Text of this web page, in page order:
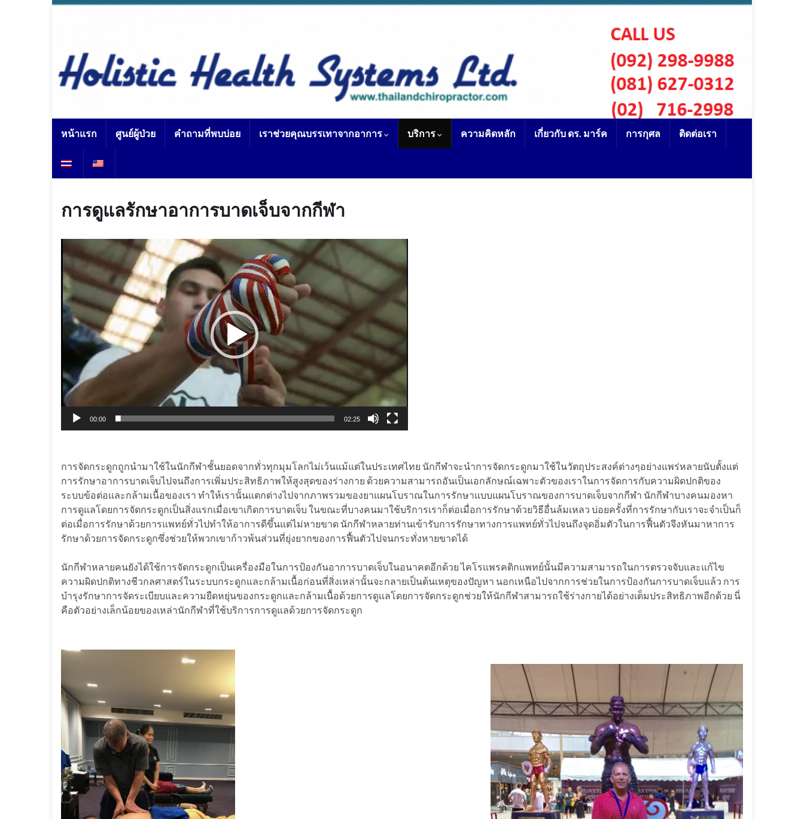
หน้าแรก ศูนย์ผู้ป่วย คำถามที่พบบ่อย เราช่วยคุณบรรเทาจากอาการ บริการ ความคิดหลัก เกี่ยวกับ ดร. มาร์ค การกุศล ติดต่อเรา
การดูแลรักษาอาการบาดเจ็บจากกีฬา
Video
Player
00:00 02:25
การจัดกระดูกถูกนำมาใช้ในนักกีฬาชั้นยอดจากทั่วทุกมุมโลกไม่เว้นแม้แต่ในประเทศไทย นักกีฬาจะนำการจัดกระดูกมาใช้ในวัตถุประสงค์ต่างๆอย่างแพร่หลายนับตั้งแต่
การรักษาอาการบาดเจ็บไปจนถึงการเพิ่มประสิทธิภาพให้สูงสุดของร่างกาย ด้วยความสามารถอันเป็นเอกลักษณ์เฉพาะตัวของเราในการจัดการกับความผิดปกติของ
ระบบข้อต่อและกล้ามเนื้อของเรา ทำให้เรานั้นแตกต่างไปจากภาพรวมของยาแผนโบราณในการรักษาแบบแผนโบราณของการบาดเจ็บจากกีฬา นักกีฬาบางคนมองหา
การดูแลโดยการจัดกระดูกเป็นสิ่งแรกเมื่อเขาเกิดการบาดเจ็บ ในขณะที่บางคนมาใช้บริการเราก็ต่อเมื่อการรักษาด้วยวิธีอื่นล้มเหลว บ่อยครั้งที่การรักษากับเราจะจำเป็นก็
ต่อเมื่อการรักษาด้วยการแพทย์ทั่วไปทำให้อาการดีขึ้นแต่ไม่หายขาด นักกีฬาหลายท่านเข้ารับการรักษาทางการแพทย์ทั่วไปจนถึงจุดอิ่มตัวในการฟื้นตัวจึงหันมาหาการ
รักษาด้วยการจัดกระดูกซึ่งช่วยให้พวกเขาก้าวพ้นส่วนที่ยุ่งยากของการฟื้นตัวไปจนกระทั่งหายขาดได้
นักกีฬาหลายคนยังได้ใช้การจัดกระดูกเป็นเครื่องมือในการป้องกันอาการบาดเจ็บในอนาคตอีกด้วย ไคโรแพรคติกแพทย์นั้นมีความสามารถในการตรวจจับและแก้ไข
ความผิดปกติทางชีวกลศาสตร์ในระบบกระดูกและกล้ามเนื้อก่อนที่สิ่งเหล่านั้นจะกลายเป็นต้นเหตุของปัญหา นอกเหนือไปจากการช่วยในการป้องกันการบาดเจ็บแล้ว การ
บำรุงรักษาการจัดระเบียบและความยืดหยุ่นของกระดูกและกล้ามเนื้อด้วยการดูแลโดยการจัดกระดูกช่วยให้นักกีฬาสามารถใช้ร่างกายได้อย่างเต็มประสิทธิภาพอีกด้วย นี่
คือตัวอย่างเล็กน้อยของเหล่านักกีฬาที่ใช้บริการการดูแลด้วยการจัดกระดูก